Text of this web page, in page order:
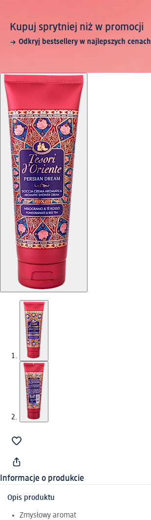
Kupuj sprytniej niż w promocji
Odkryj bestsellery w najlepszych cenach
Informacje o produkcie
Opis produktu
Zmysłowy aromat